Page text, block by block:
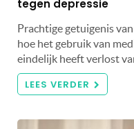
tegen depressie
Prachtige getuigenis
hoe het gebruik van
eindelijk heeft verlost
LEES VERDER